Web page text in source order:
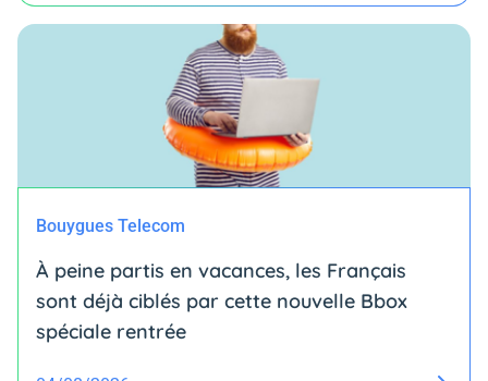
Bouygues Telecom
À peine partis en vacances, les Français
sont déjà ciblés par cette nouvelle Bbox
spéciale rentrée